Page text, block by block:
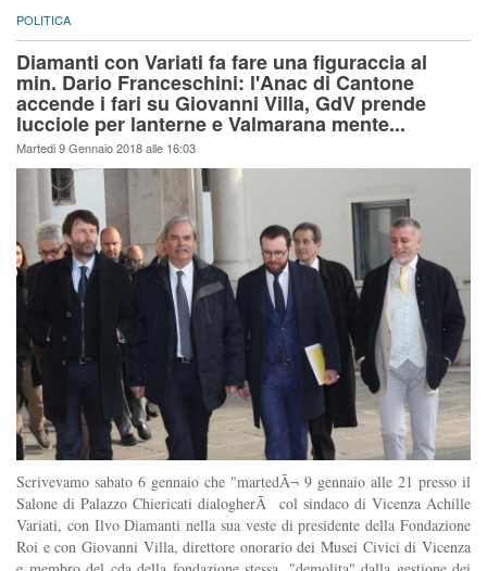
POLITICA
Diamanti con Variati fa fare una figuraccia al
min. Dario Franceschini: l'Anac di Cantone
accende i fari su Giovanni Villa, GdV prende
lucciole per lanterne e Valmarana mente...
Martedi 9 Gennaio 2018 alle 16:03
Scrivevamo sabato 6 gennaio che "martedÃ¬ 9 gennaio alle 21 presso il
Salone di Palazzo Chiericati dialogherÃ col sindaco di Vicenza Achille
Variati, con Ilvo Diamanti nella sua veste di presidente della Fondazione
Roi e con Giovanni Villa, direttore onorario dei Musei Civici di Vicenza